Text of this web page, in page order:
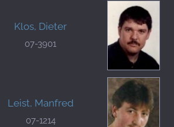
Klos, Dieter
07-3901
Leist, Manfred
07-1214